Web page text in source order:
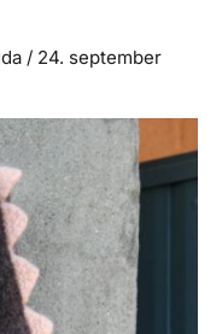
/ 24. september